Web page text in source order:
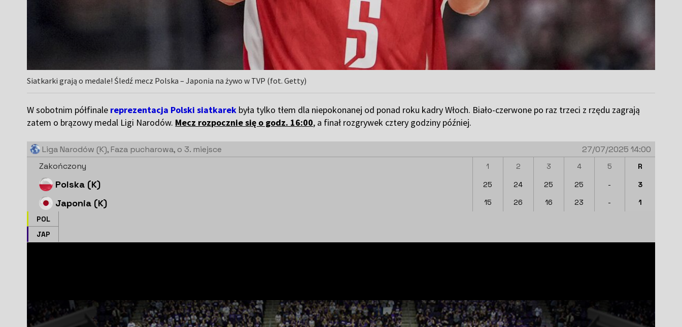
Siatkarki grają o medale! Śledź mecz Polska – Japonia na żywo w TVP (fot. Getty)
W sobotnim półfinale reprezentacja Polski siatkarek była tylko tłem dla niepokonanej od ponad roku kadry Włoch. Biało-czerwone po raz trzeci z rzędu zagrają
zatem o brązowy medal Ligi Narodów. Mecz rozpocznie się o godz. 16:00, a finał rozgrywek cztery godziny później.
Liga Narodów (K), Faza pucharowa, o 3. miejsce
27/07/2025 14:00
Zakończony
Polska (K)
Japonia (K)
1
25
15
2
24
26
3
25
16
4
25
23
5
-
-
R
3
1
POL
JAP